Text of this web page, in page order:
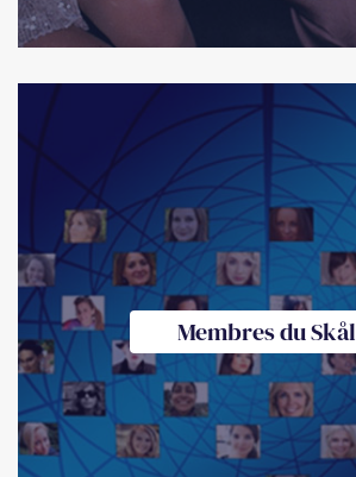
Membres du Skål